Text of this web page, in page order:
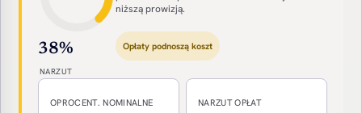
38%
NARZUT
niższą prowizją.
Opłaty podnoszą koszt
OPROCENT. NOMINALNE NARZUT OPŁAT